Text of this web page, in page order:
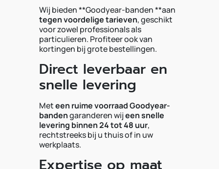
Wij bieden **Goodyear-banden **aan
tegen voordelige tarieven, geschikt
voor zowel professionals als
particulieren. Profiteer ook van
kortingen bij grote bestellingen.
Direct leverbaar en
snelle levering
Meteen ruime voorraad Goodyear-
bandengaranderen wijeen snelle
levering binnen 24 tot 48 uur,
rechtstreeks bij u thuis of in uw
werkplaats.